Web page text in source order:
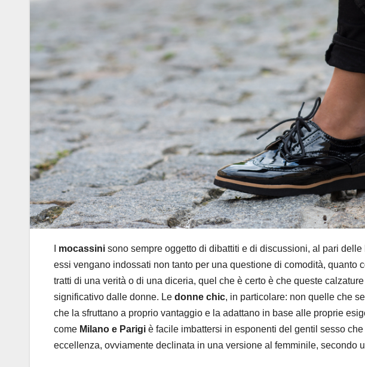
mocassini sono sempre oggetto di dibattiti e di discussioni, al pari
essi vengano indossati non tanto per una questione di comodità, quanto
tratti di una verità o di una diceria, quel che è certo è che queste
significativo dalle donne. Le donne chic, in particolare: non quelle che
che la sfruttano a proprio vantaggio e la adattano in base alle proprie
come Milano e Parigi è facile imbattersi in esponenti del gentil sesso
eccellenza, ovviamente declinata in una versione al femminile, secondo